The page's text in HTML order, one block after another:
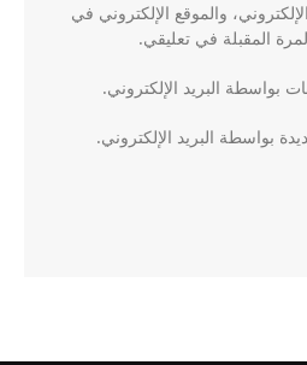
والموقع الإلكتروني في
المقبلة في تعليقي.
بواسطة البريد الإلكتروني.
بواسطة البريد الإلكتروني.